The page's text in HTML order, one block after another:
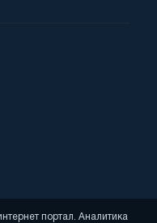
портал. Аналитика